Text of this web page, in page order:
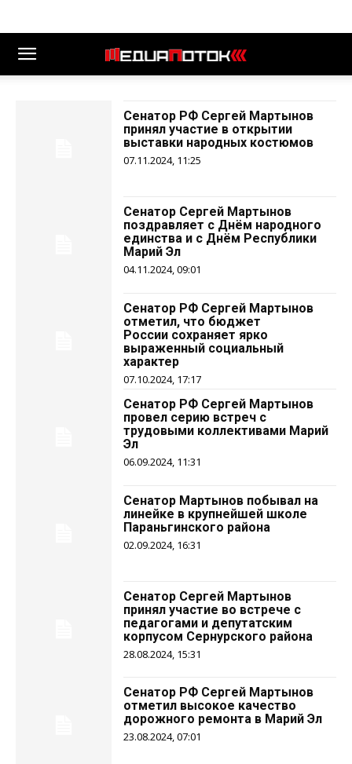
Сенатор РФ Сергей Мартынов
принял участие в открытии
выставки народных костюмов
07.11.2024, 11:25
Сенатор Сергей Мартынов
поздравляет с Днём народного
единства и с Днём Республики
Марий Эл
04.11.2024, 09:01
Сенатор РФ Сергей Мартынов
отметил, что бюджет
России сохраняет ярко
выраженный социальный
характер
07.10.2024, 17:17
Сенатор РФ Сергей Мартынов
провел серию встреч с
трудовыми коллективами Марий
Эл
06.09.2024, 11:31
Сенатор Мартынов побывал на
линейке в крупнейшей школе
Параньгинского района
02.09.2024, 16:31
Сенатор Сергей Мартынов
принял участие во встрече с
педагогами и депутатским
корпусом Сернурского района
28.08.2024, 15:31
Сенатор РФ Сергей Мартынов
отметил высокое качество
дорожного ремонта в Марий Эл
23.08.2024, 07:01